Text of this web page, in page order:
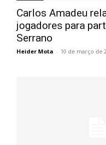
Carlos Amadeu
jogadores para
Serrano
Heider Mota - 10 de março de